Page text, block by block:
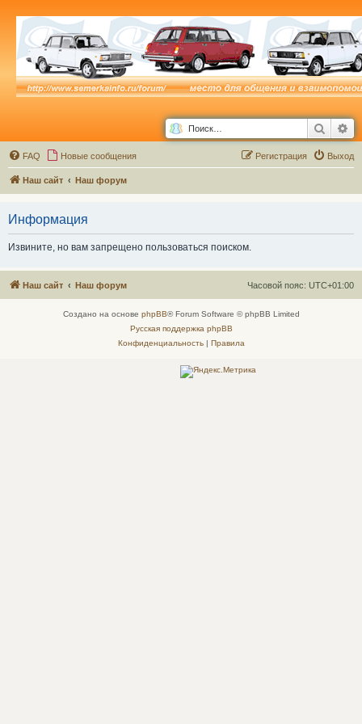
Поиск
FAQ Новые сообщения Выход
Регистрация
Наш сайт Наш форум
Информация
Извините, но вам запрещено пользоваться поиском.
Наш сайт Наш форум Часовой пояс: UTC+01:00
Создано на основе phpBB® Forum Software © phpBB Limited
Русская поддержка phpBB
Конфиденциальность| Правила